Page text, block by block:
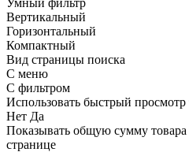
Умный фильтр
Вертикальный
Горизонтальный
Компактный
Вид страницы поиска
С меню
С фильтром
Использовать быстрый просмотр
Нет Да
Показывать общую сумму товара
странице